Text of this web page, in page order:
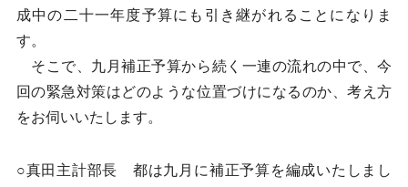
成中の二十一年度予算にも引き継がれることになりま
す。
そこで、九月補正予算から続く一連の流れの中で、今
回の緊急対策はどのような位置づけになるのか、考え方
をお伺いいたします。
○真田主計部長 都は九月に補正予算を編成いたしまし